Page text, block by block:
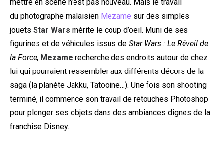
mettre en scène n’est pas nouveau. Mais le travail
du photographe malaisien Mezame sur des simples
jouets Star Wars mérite le coup d’oeil. Muni de ses
figurines et de véhicules issus de Star Wars : Le Réveil de
la Force, Mezame recherche des endroits autour de chez
lui qui pourraient ressembler aux différents décors de la
saga (la planète Jakku, Tatooine…). Une fois son shooting
terminé, il commence son travail de retouches Photoshop
pour plonger ses objets dans des ambiances dignes de la
franchise Disney.